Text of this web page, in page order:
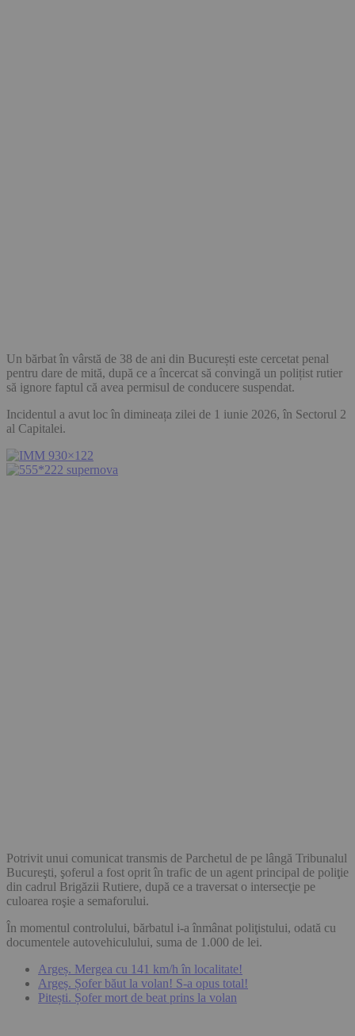
Un bărbat în vârstă de 38 de ani din București este cercetat penal
pentru dare de mită, după ce a încercat să convingă un polițist rutier
să ignore faptul că avea permisul de conducere suspendat.
Incidentul a avut loc în dimineața zilei de 1 iunie 2026, în Sectorul 2
al Capitalei.
Potrivit unui comunicat transmis de Parchetul de pe lângă Tribunalul
Bucureşti, şoferul a fost oprit în trafic de un agent principal de poliţie
din cadrul Brigăzii Rutiere, după ce a traversat o intersecţie pe
culoarea roşie a semaforului.
În momentul controlului, bărbatul i-a înmânat poliţistului, odată cu
documentele autovehiculului, suma de 1.000 de lei.
Argeș. Mergea cu 141 km/h în localitate!
Argeș. Șofer băut la volan! S-a opus total!
Pitești. Șofer mort de beat prins la volan